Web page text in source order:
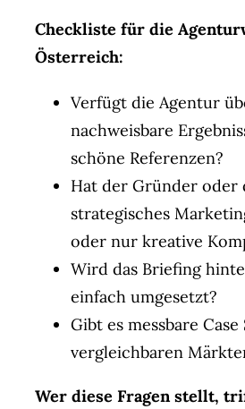
Checkliste für die
Österreich:
Verfügt die Agentur
nachweisbare
schöne Referenzen?
Hat der Gründer oder
strategisches
oder nur kreative
Wird das Briefing
einfach umgesetzt?
Gibt es messbare Case
vergleichbaren
Wer diese Fragen stellt,